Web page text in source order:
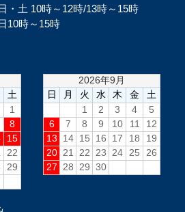
土 10時～12時/13時～15時
10時～15時